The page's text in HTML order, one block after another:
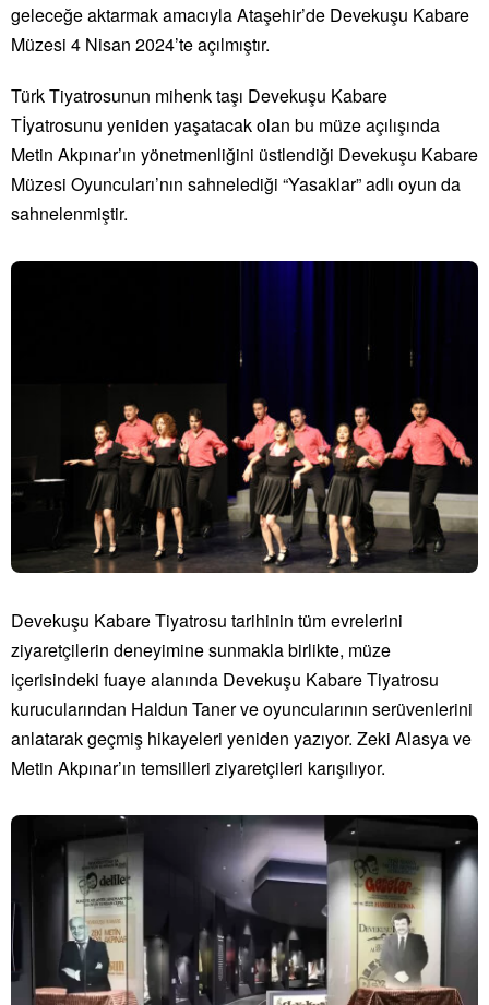
geleceğe aktarmak amacıyla Ataşehir’de Devekuşu Kabare
Müzesi 4 Nisan 2024’te açılmıştır.
Türk Tiyatrosunun mihenk taşı Devekuşu Kabare
Tİyatrosunu yeniden yaşatacak olan bu müze açılışında
Metin Akpınar’ın yönetmenliğini üstlendiği Devekuşu Kabare
Müzesi Oyuncuları’nın sahnelediği “Yasaklar” adlı oyun da
sahnelenmiştir.
Devekuşu Kabare Tiyatrosu tarihinin tüm evrelerini
ziyaretçilerin deneyimine sunmakla birlikte, müze
içerisindeki fuaye alanında Devekuşu Kabare Tiyatrosu
kurucularından Haldun Taner ve oyuncularının serüvenlerini
anlatarak geçmiş hikayeleri yeniden yazıyor. Zeki Alasya ve
Metin Akpınar’ın temsilleri ziyaretçileri karışılıyor.